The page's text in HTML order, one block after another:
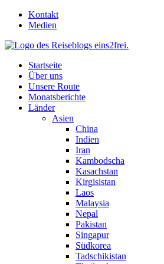
Skip
Kontakt
Medien
Startseite
Über uns
Unsere Route
Monatsberichte
Länder
Asien
China
Indien
Iran
Kambodscha
Kasachstan
Kirgisistan
Laos
Malaysia
Nepal
Pakistan
Singapur
Südkorea
Tadschikistan